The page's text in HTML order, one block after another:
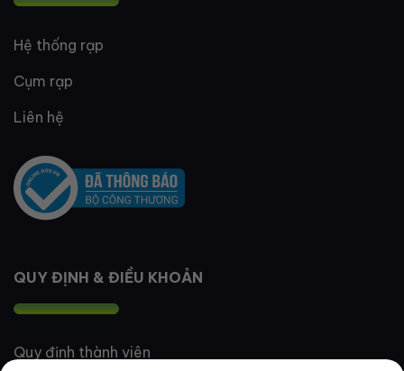
Hệ thống rạp
Cụm rạp
Liên hệ
QUY ĐỊNH & ĐIỀU KHOẢN
Quy định thành viên